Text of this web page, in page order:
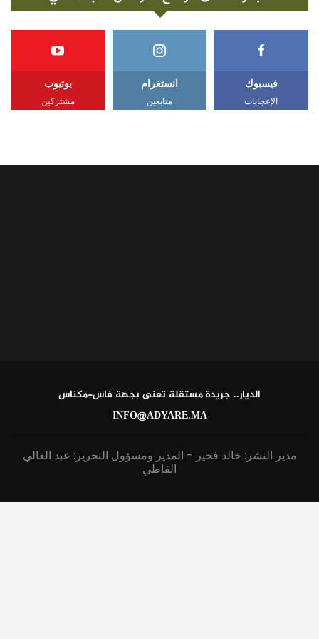
فيسبوك
الإعجابات
انستغرام
متابعين
يوتيوب
مشتركين
الديار.. جريدة مستقلة تعنى بجهة فاس-مكناس
INFO@ADYARE.MA
مدير النشر: خالد فخير - المدير ومسؤول التحرير: عبد العالي
القاطي